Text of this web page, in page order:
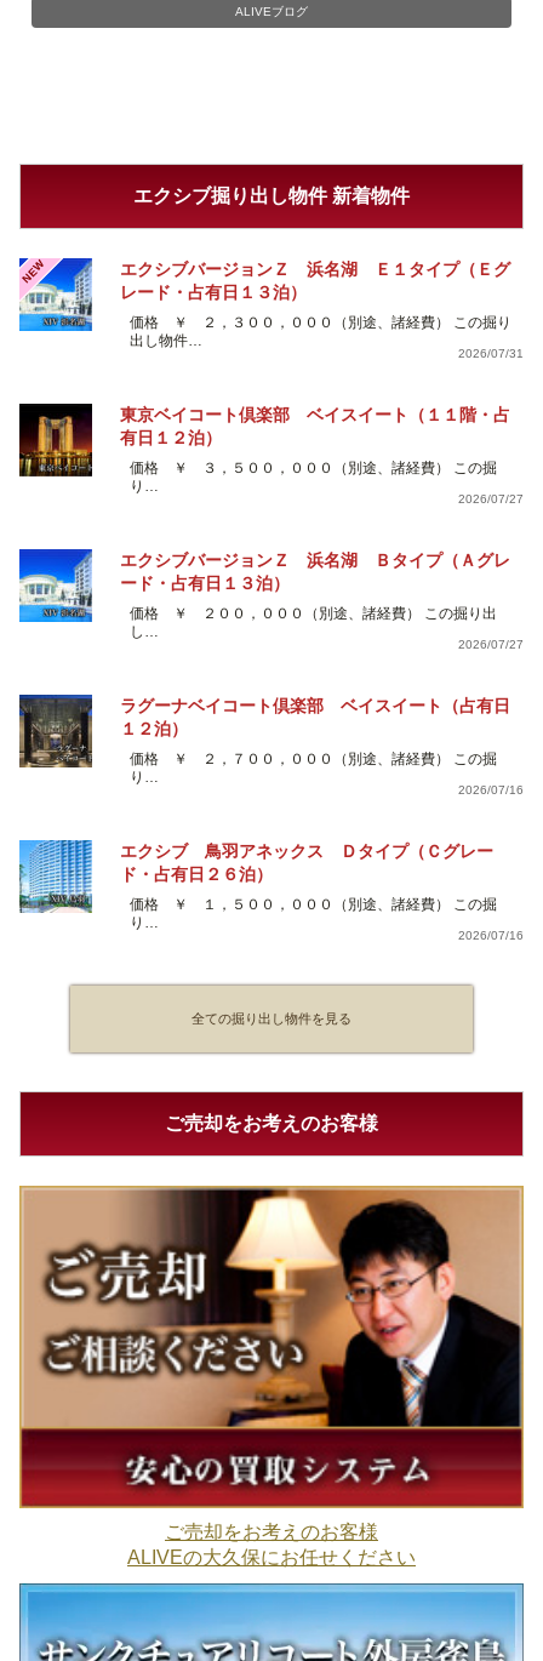
ALIVEブログ
エクシブ掘り出し物件 新着物件
NEW
エクシブバージョンＺ 浜名湖 Ｅ１タイプ（Ｅグ
レード・占有日１３泊）
価格 ￥ ２，３００，０００（別途、諸経費） この掘り
出し物件…
2026/07/31
東京ベイコート倶楽部 ベイスイート（１１階・占
有日１２泊）
価格 ￥ ３，５００，０００（別途、諸経費） この掘
り…
2026/07/27
エクシブバージョンＺ 浜名湖 Ｂタイプ（Ａグレ
ード・占有日１３泊）
価格 ￥ ２００，０００（別途、諸経費） この掘り出
し…
2026/07/27
ラグーナベイコート倶楽部 ベイスイート（占有日
１２泊）
価格 ￥ ２，７００，０００（別途、諸経費） この掘
り…
2026/07/16
エクシブ 鳥羽アネックス Ｄタイプ（Ｃグレー
ド・占有日２６泊）
価格 ￥ １，５００，０００（別途、諸経費） この掘
り…
2026/07/16
全ての掘り出し物件を見る
ご売却をお考えのお客様
ご売却をお考えのお客様
ALIVEの大久保にお任せください